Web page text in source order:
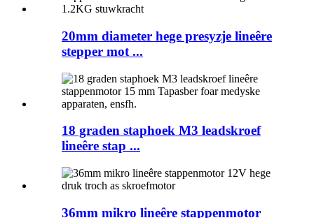
20mm diameter hege presyzje lineêre
stepper mot ...
18 graden staphoek M3 leadskroef
lineêre stap ...
36mm mikro lineêre stappenmotor